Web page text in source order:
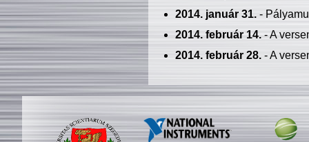
2014. január 31.-
2014. február 14.- A
2014. február 28.- A